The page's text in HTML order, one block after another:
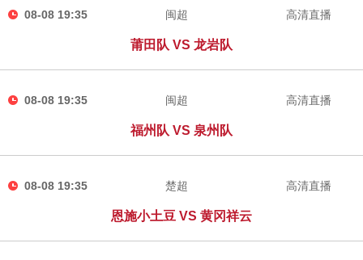
08-08 19:35 闽超
莆田队 VS 龙岩队
高清直播
08-08 19:35 闽超
福州队 VS 泉州队
高清直播
08-08 19:35 楚超
恩施小土豆 VS 黄冈祥云
高清直播